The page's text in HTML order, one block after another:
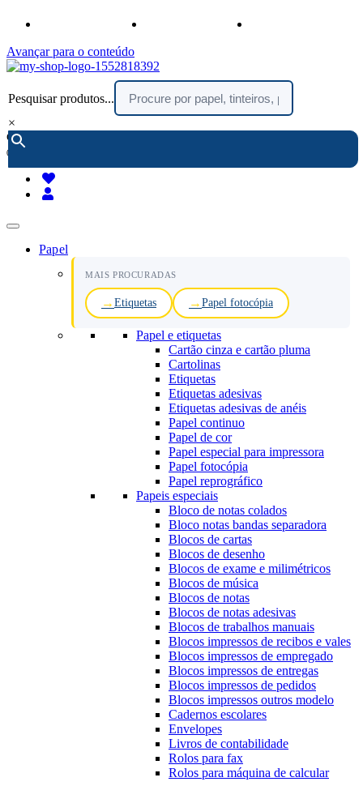
Avançar para o conteúdo
Pesquisar produtos...
×
encomendar por telefone :
(chamada rede fixa nacional)
Papel
MAIS PROCURADAS
Etiquetas Papel fotocópia
Papel e etiquetas
Cartão cinza e cartão pluma
Cartolinas
Etiquetas
Etiquetas adesivas
Etiquetas adesivas de anéis
Papel continuo
Papel de cor
Papel especial para impressora
Papel fotocópia
Papel reprográfico
Papeis especiais
Bloco de notas colados
Bloco notas bandas separadora
Blocos de cartas
Blocos de desenho
Blocos de exame e milimétricos
Blocos de música
Blocos de notas
Blocos de notas adesivas
Blocos de trabalhos manuais
Blocos impressos de recibos e vales
Blocos impressos de empregado
Blocos impressos de entregas
Blocos impressos de pedidos
Blocos impressos outros modelo
Cadernos escolares
Envelopes
Livros de contabilidade
Rolos para fax
Rolos para máquina de calcular